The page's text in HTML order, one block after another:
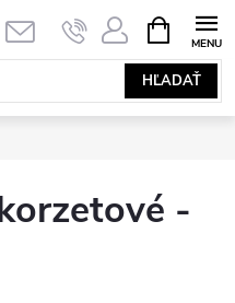
HĽADAŤ
KOŠÍK
-